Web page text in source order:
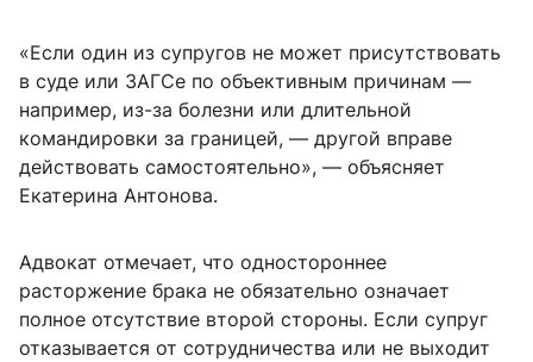
«Если один из супругов не может присутствовать
в суде или ЗАГСе по объективным причинам —
например, из-за болезни или длительной
командировки за границей, — другой вправе
действовать самостоятельно», — объясняет
Екатерина Антонова.
Адвокат отмечает, что одностороннее
расторжение брака не обязательно означает
полное отсутствие второй стороны. Если супруг
отказывается от сотрудничества или не выходит